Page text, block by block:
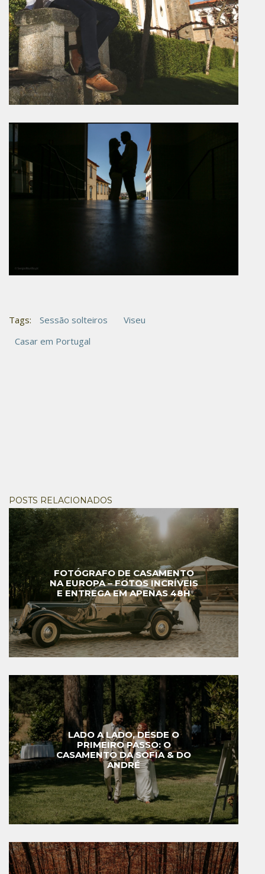
Tags: Sessão solteiros
Viseu
Casar em Portugal
POSTS RELACIONADOS
FOTÓGRAFO DE CASAMENTO
NA EUROPA – FOTOS INCRÍVEIS
E ENTREGA EM APENAS 48H
LADO A LADO, DESDE O
PRIMEIRO PASSO: O
CASAMENTO DA SOFIA & DO
ANDRÉ